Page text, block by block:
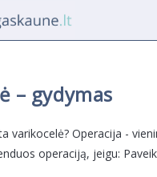
– gydymas
varikocelė? Operacija -
operaciją, jeigu: